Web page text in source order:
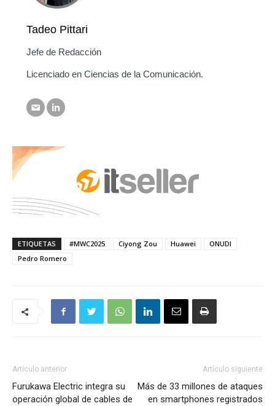
Tadeo Pittari
Jefe de Redacción
Licenciado en Ciencias de la Comunicación.
ETIQUETAS #MWC2025 Ciyong Zou Huawei
ONUDI
Pedro Romero
Artículo anterior
Furukawa Electric integra su
operación global de cables de
Artículo siguiente
Más de 33 millones de ataques
en smartphones registrados